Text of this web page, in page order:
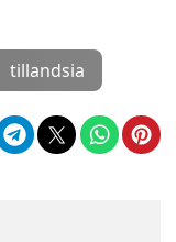
tillandsia